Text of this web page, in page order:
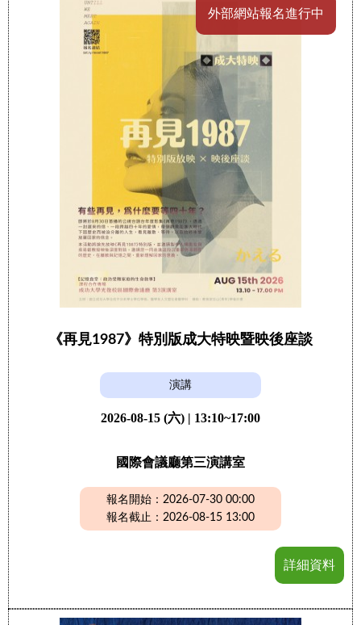
外部網站報名進行中
《再見1987》特別版成大特映暨映後座談
演講
2026-08-15 (六) | 13:10~17:00
國際會議廳第三演講室
報名開始：2026-07-30 00:00
報名截止：2026-08-15 13:00
詳細資料